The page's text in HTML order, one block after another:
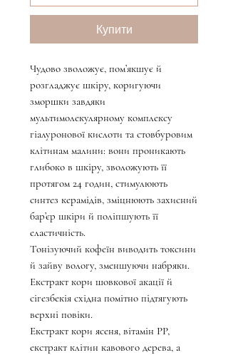
Купити
Чудово зволожує, пом’якшує й
розгладжує шкіру, коригуючи
зморшки завдяки
мультимолекулярному комплексу
гіалуронової кислоти та стовбуровим
клітинам малини: вони проникають
глибоко в шкіру, зволожують її
протягом 24 годин, стимулюють
синтез керамідів, зміцнюють захисний
бар’єр шкіри й поліпшують її
еластичність.
Тонізуючий кофеїн виводить токсини
й зайву вологу, зменшуючи набряки.
Екстракт кори шовкової акації й
сігезбекія східна помітно підтягують
верхні повіки.
Екстракт кори ясеня, вітамін РР,
екстракт клітин кавового дерева, а